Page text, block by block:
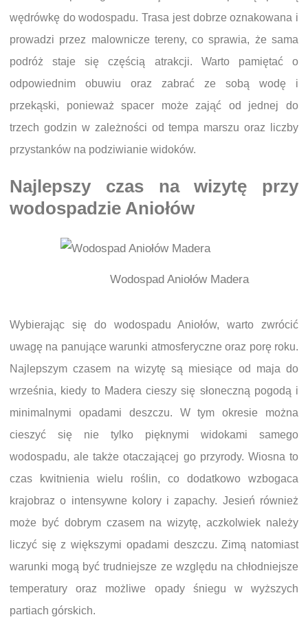
wędrówkę do wodospadu. Trasa jest dobrze oznakowana i
prowadzi przez malownicze tereny, co sprawia, że sama
podróż staje się częścią atrakcji. Warto pamiętać o
odpowiednim obuwiu oraz zabrać ze sobą wodę i
przekąski, ponieważ spacer może zająć od jednej do
trzech godzin w zależności od tempa marszu oraz liczby
przystanków na podziwianie widoków.
Najlepszy czas na wizytę przy
wodospadzie Aniołów
Wodospad Aniołów Madera
Wybierając się do wodospadu Aniołów, warto zwrócić
uwagę na panujące warunki atmosferyczne oraz porę roku.
Najlepszym czasem na wizytę są miesiące od maja do
września, kiedy to Madera cieszy się słoneczną pogodą i
minimalnymi opadami deszczu. W tym okresie można
cieszyć się nie tylko pięknymi widokami samego
wodospadu, ale także otaczającej go przyrody. Wiosna to
czas kwitnienia wielu roślin, co dodatkowo wzbogaca
krajobraz o intensywne kolory i zapachy. Jesień również
może być dobrym czasem na wizytę, aczkolwiek należy
liczyć się z większymi opadami deszczu. Zimą natomiast
warunki mogą być trudniejsze ze względu na chłodniejsze
temperatury oraz możliwe opady śniegu w wyższych
partiach górskich.